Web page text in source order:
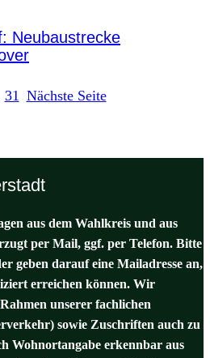
Neubaustrecke
31 Nächste Seite
aus dem Wahlkreis und aus
per Mail, ggf. per Telefon. Bitte
geben darauf eine Mailadresse an,
erreichen können. Wir
unserer fachlichen
sowie Zuschriften auch zu
Wohnortangabe erkennbar aus